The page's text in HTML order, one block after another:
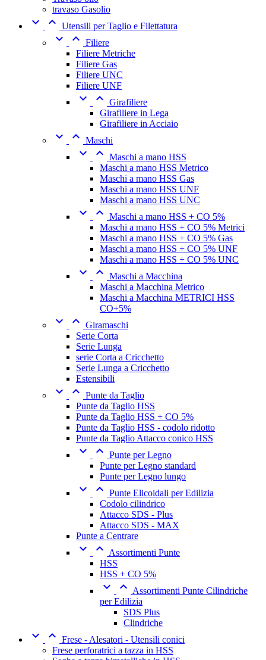
travaso Gasolio
  Utensili per Taglio e Filettatura
  Filiere
Filiere Metriche
Filiere Gas
Filiere UNC
Filiere UNF
  Girafiliere
Girafiliere in Lega
Girafiliere in Acciaio
  Maschi
  Maschi a mano HSS
Maschi a mano HSS Metrico
Maschi a mano HSS Gas
Maschi a mano HSS UNF
Maschi a mano HSS UNC
  Maschi a mano HSS + CO 5%
Maschi a mano HSS + CO 5% Metrici
Maschi a mano HSS + CO 5% Gas
Maschi a mano HSS + CO 5% UNF
Maschi a mano HSS + CO 5% UNC
  Maschi a Macchina
Maschi a Macchina Metrico
Maschi a Macchina METRICI HSS
CO+5%
  Giramaschi
Serie Corta
Serie Lunga
serie Corta a Cricchetto
Serie Lunga a Cricchetto
Estensibili
  Punte da Taglio
Punte da Taglio HSS
Punte da Taglio HSS + CO 5%
Punte da Taglio HSS - codolo ridotto
Punte da Taglio Attacco conico HSS
  Punte per Legno
Punte per Legno standard
Punte per Legno lungo
  Punte Elicoidali per Edilizia
Codolo cilindrico
Attacco SDS - Plus
Attacco SDS - MAX
Punte a Centrare
  Assortimenti Punte
HSS
HSS + CO 5%
  Assortimenti Punte Cilindriche
per Edilizia
SDS Plus
Clindriche
  Frese - Alesatori - Utensili conici
Frese perforatrici a tazza in HSS